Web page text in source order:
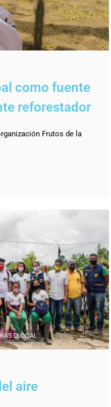
como fuente
reforestador
Frutos de la
DLOCAL
aire